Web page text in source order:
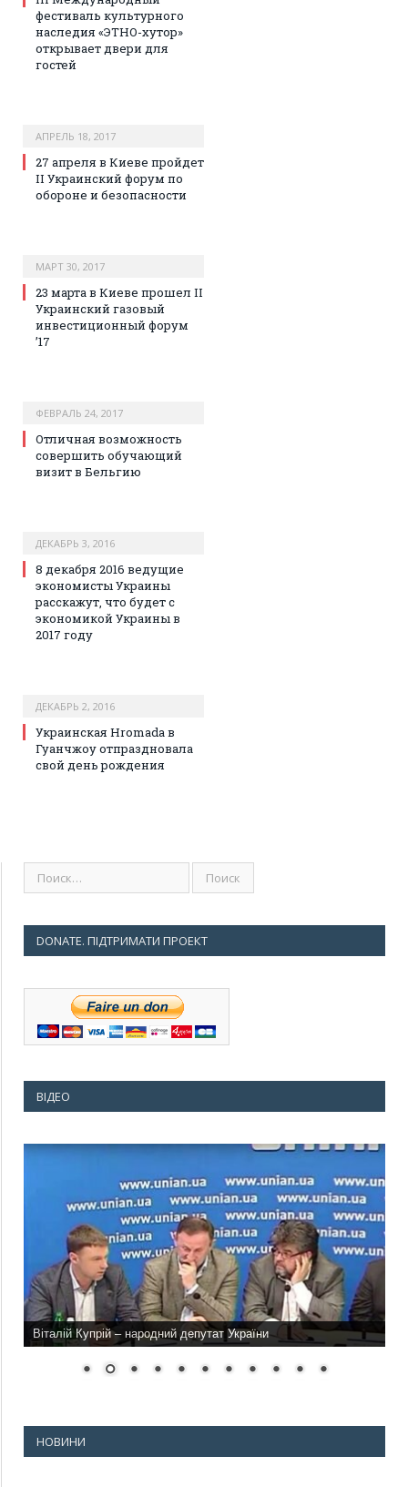
фестиваль культурного
наследия «ЭТНО-хутор»
открывает двери для
гостей
АПРЕЛЬ 18, 2017
27 апреля в Киеве пройдет
II Украинский форум по
обороне и безопасности
МАРТ 30, 2017
23 марта в Киеве прошел II
Украинский газовый
инвестиционный форум
’17
ФЕВРАЛЬ 24, 2017
Отличная возможность
совершить обучающий
визит в Бельгию
ДЕКАБРЬ 3, 2016
8 декабря 2016 ведущие
экономисты Украины
расскажут, что будет с
экономикой Украины в
2017 году
ДЕКАБРЬ 2, 2016
Украинская Hromada в
Гуанчжоу отпраздновала
свой день рождения
DONATE. ПІДТРИМАТИ ПРОЕКТ
ВІДЕО
Віталій Купрій – народний депутат України
НОВИНИ